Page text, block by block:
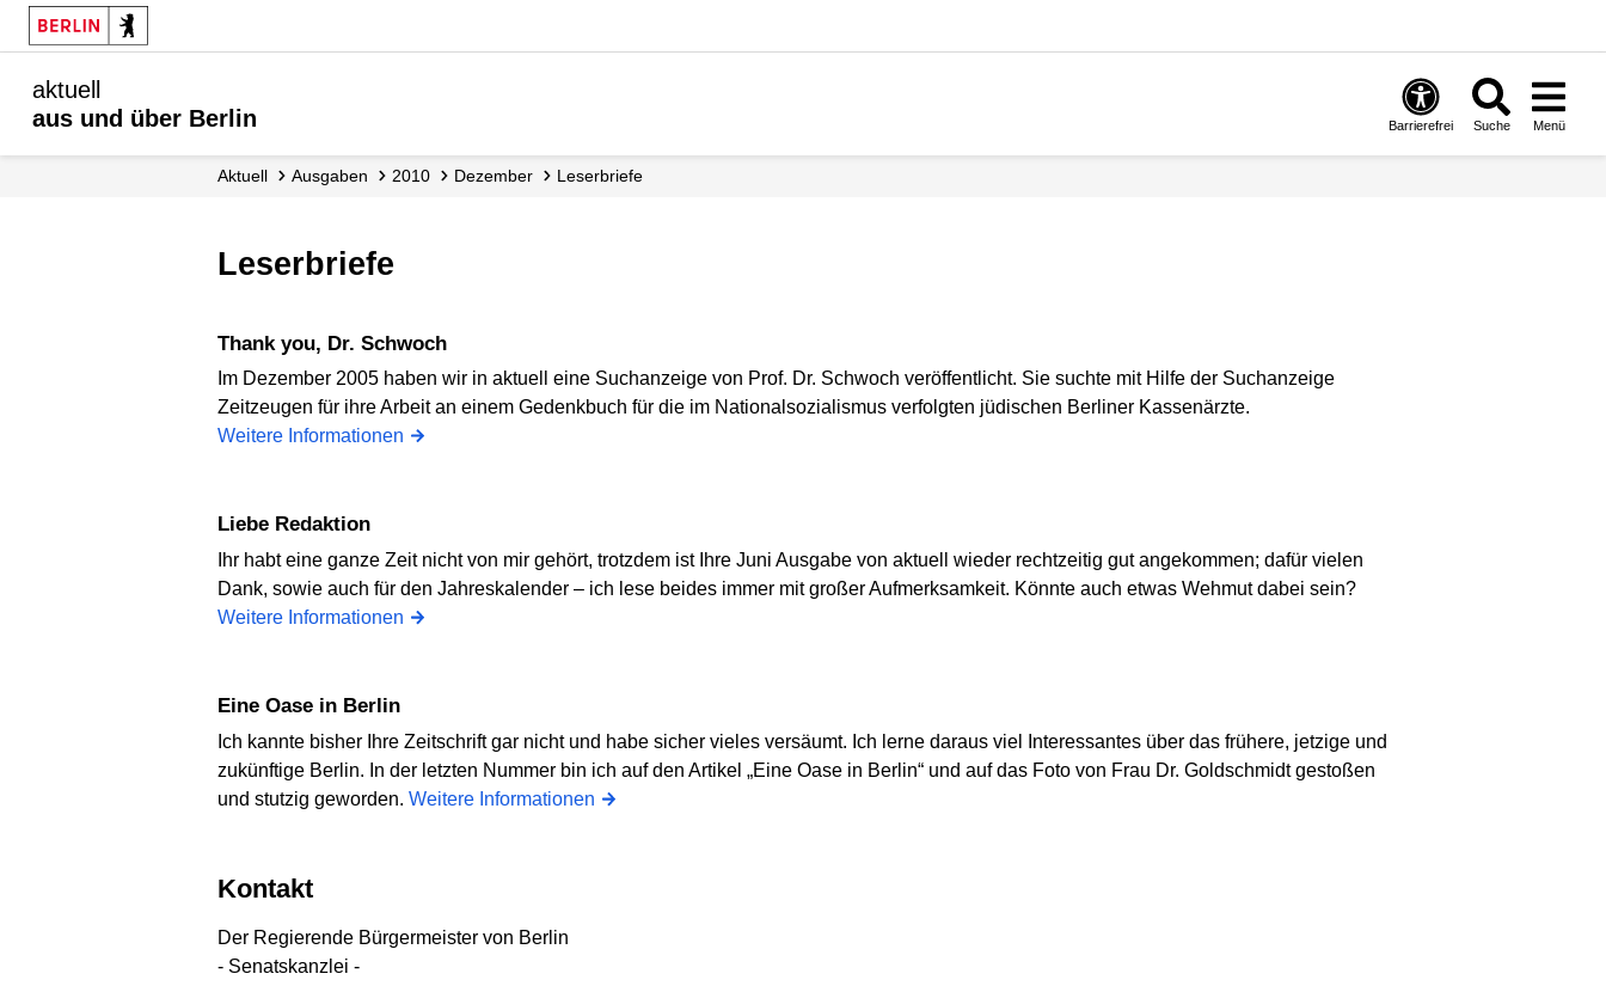
aktuell
aus und über Berlin
Barrierefrei Suche Menü
aktuell Ausgaben 2010 Dezember Leserbriefe
Leserbriefe
Thank you, Dr. Schwoch
Im Dezember 2005 haben wir in aktuell eine Suchanzeige von Prof. Dr. Schwoch veröffentlicht. Sie suchte mit Hilfe der Suchanzeige
Zeitzeugen für ihre Arbeit an einem Gedenkbuch für die im Nationalsozialismus verfolgten jüdischen Berliner Kassenärzte.
Weitere Informationen
Liebe Redaktion
Ihr habt eine ganze Zeit nicht von mir gehört, trotzdem ist Ihre Juni Ausgabe von aktuell wieder rechtzeitig gut angekommen; dafür vielen
Dank, sowie auch für den Jahreskalender – ich lese beides immer mit großer Aufmerksamkeit. Könnte auch etwas Wehmut dabei sein?
Weitere Informationen
Eine Oase in Berlin
Ich kannte bisher Ihre Zeitschrift gar nicht und habe sicher vieles versäumt. Ich lerne daraus viel Interessantes über das frühere, jetzige und
zukünftige Berlin. In der letzten Nummer bin ich auf den Artikel „Eine Oase in Berlin“ und auf das Foto von Frau Dr. Goldschmidt gestoßen
und stutzig geworden. Weitere Informationen
Kontakt
Der Regierende Bürgermeister von Berlin
- Senatskanzlei -